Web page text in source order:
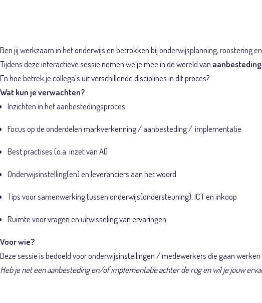
Ben jij werkzaam in het onderwijs en betrokken bij onderwijsplanning, roostering
Tijdens deze interactieve sessie nemen we je mee in de wereld van
En hoe betrek je collega’s uit verschillende disciplines in dit proces?
Wat kun je verwachten?
Inzichten in het aanbestedingsproces
Focus op de onderdelen markverkenning / aanbesteding / implementatie
Best practises (o.a. inzet van AI)
Onderwijsinstelling(en) en leveranciers aan het woord
Tips voor samenwerking tussen onderwijs(ondersteuning), ICT en inkoop
Ruimte voor vragen en uitwisseling van ervaringen
Voor wie?
Deze sessie is bedoeld voor onderwijsinstellingen / medewerkers die gaan
Heb je net een aanbesteding en/of implementatie achter de rug en wil je jouw